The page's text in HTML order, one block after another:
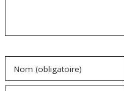
Nom (obligatoire)